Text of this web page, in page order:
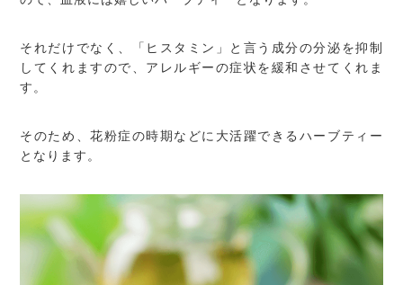
それだけでなく、「ヒスタミン」と言う成分の分泌を抑制
してくれますので、アレルギーの症状を緩和させてくれま
す。
そのため、花粉症の時期などに大活躍できるハーブティー
となります。